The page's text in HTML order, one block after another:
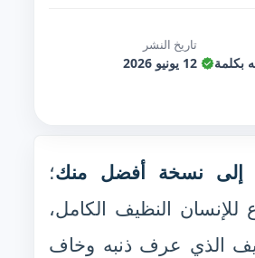
بكلمة
تاريخ النشر
12 يونيو 2026
إلى نسخة أفضل منك؛
للإنسان النظيف الكامل،
الذي عرف ذنبه وخاف